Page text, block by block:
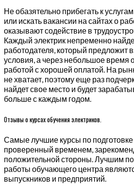
Не обазятельно прибегать к
или искать вакансии на сайтах о
оказывают содействие в
Каждый электрик непременно
работодателя, который предложит
условия, а через небольшое время
работой с хорошей оплатой. На
не хватает, поэтому еще раз
найдет свое место и будет
больше с каждым годом.
Отзывы о курсах обучения электриков.
Самые лучшие курсы по подготовке
проверенный временем,
положительной стороны. Лучшим
работы обучающего центра
выпускников и предприятий.